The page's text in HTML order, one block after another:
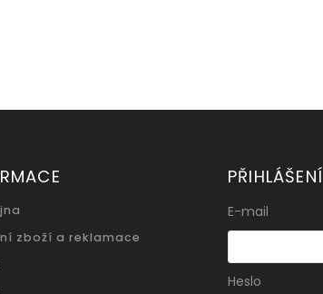
zboží a reklamace
PŘIHLÁŠENÍ
E-mail
Heslo